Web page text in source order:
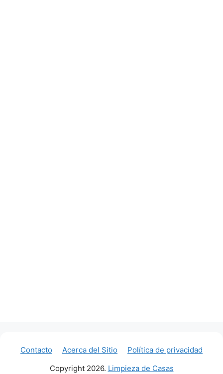
Contacto Acerca del Sitio
Política de privacidad
Copyright 2026. Limpieza de Casas